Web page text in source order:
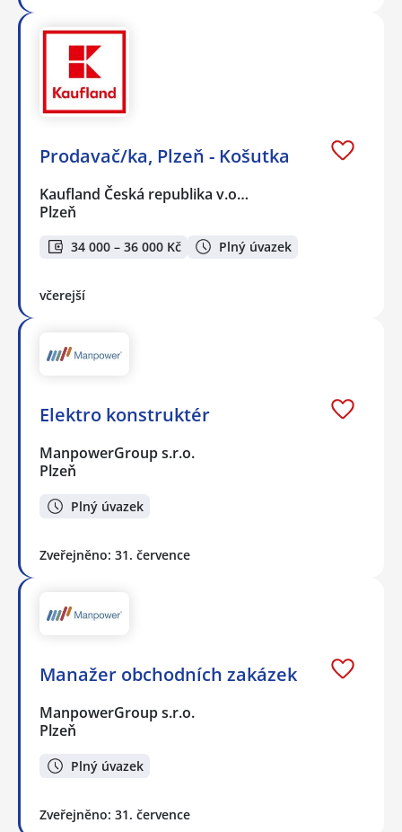
Prodavač/ka, Plzeň - Košutka
Kaufland Česká republika v.o…
Plzeň
34 000 – 36 000 Kč Plný úvazek
včerejší
Elektro konstruktér
ManpowerGroup s.r.o.
Plzeň
Plný úvazek
Zveřejněno: 31. července
Manažer obchodních zakázek
ManpowerGroup s.r.o.
Plzeň
Plný úvazek
Zveřejněno: 31. července